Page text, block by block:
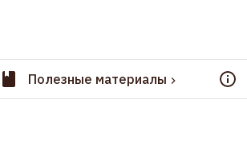
Полезные материалы